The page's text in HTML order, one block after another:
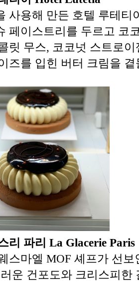
사용해 만든 호텔 루테티
페이스트리를 두르고 코
릿 무스, 코코넛 스트로
즈를 입힌 버터 크림을
리 파리 La Glacerie Paris
스마엘 MOF 셰프가 선
운 건포도와 크리스피한